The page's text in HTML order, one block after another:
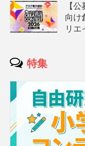
【
向け
リエ
特集